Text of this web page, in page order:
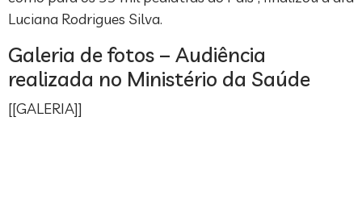
Luciana Rodrigues Silva.
Galeria de fotos – Audiência
realizada no Ministério da Saúde
[[GALERIA]]